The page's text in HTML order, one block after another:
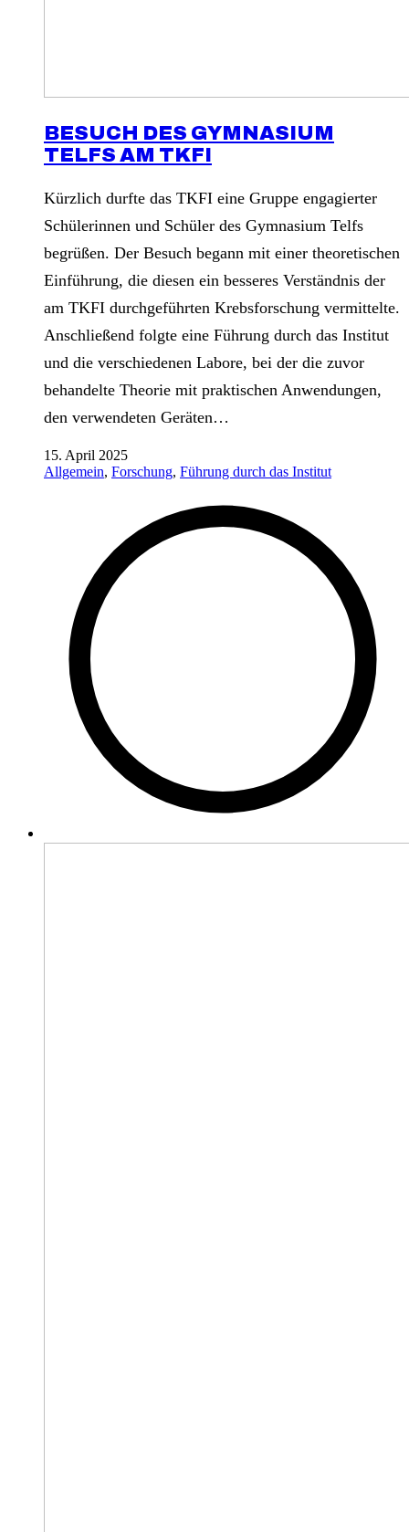
BESUCH DES GYMNASIUM
TELFS AM TKFI
Kürzlich durfte das TKFI eine Gruppe engagierter
Schülerinnen und Schüler des Gymnasium Telfs
begrüßen. Der Besuch begann mit einer theoretischen
Einführung, die diesen ein besseres Verständnis der
am TKFI durchgeführten Krebsforschung vermittelte.
Anschließend folgte eine Führung durch das Institut
und die verschiedenen Labore, bei der die zuvor
behandelte Theorie mit praktischen Anwendungen,
den verwendeten Geräten…
15. April 2025
Allgemein, Forschung, Führung durch das Institut